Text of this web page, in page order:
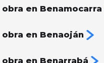
en Benamocarra
en Benaoján
en Benarrabá